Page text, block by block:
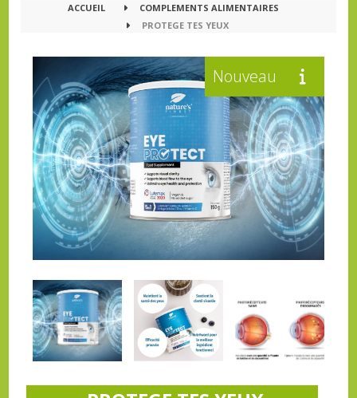
ACCUEIL
COMPLEMENTS ALIMENTAIRES
PROTEGE TES YEUX